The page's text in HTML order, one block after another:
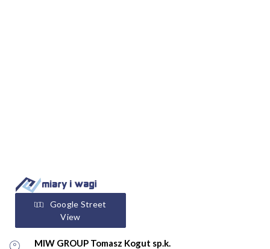
Google Street
View
MIW GROUP Tomasz Kogut sp.k.